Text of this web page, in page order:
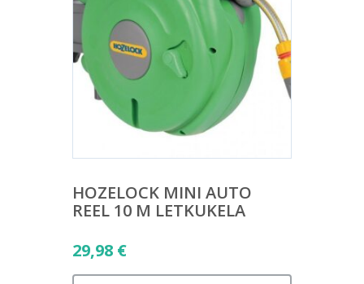
HOZELOCK MINI AUTO
REEL 10 M LETKUKELA
29,98 €